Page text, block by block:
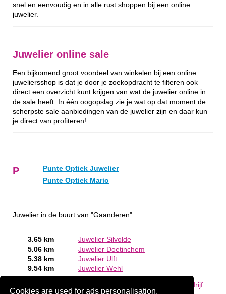
Cookies are used for ads personalisation.
snel en eenvoudig en in alle rust shoppen bij een online
juwelier.
Juwelier online sale
Een bijkomend groot voordeel van winkelen bij een online
juweliersshop is dat je door je zoekopdracht te filteren ook
direct een overzicht kunt krijgen van wat de juwelier online in
de sale heeft. In één oogopslag zie je wat op dat moment de
scherpste sale aanbiedingen van de juwelier zijn en daar kun
je direct van profiteren!
P
Punte Optiek Juwelier
Punte Optiek Mario
Juwelier in de buurt van "Gaanderen"
3.65 km
Juwelier Silvolde
5.06 km
Juwelier Doetinchem
5.38 km
Juwelier Ulft
9.54 km
Juwelier Wehl
Meld een bedrijf